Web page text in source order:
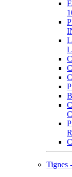
Tignes